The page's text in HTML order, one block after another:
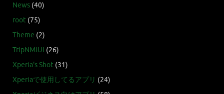
News (40)
root (75)
Theme (2)
TripNMiUI (26)
Xperia's Shot (31)
Xperiaで使用してるアプリ (24)